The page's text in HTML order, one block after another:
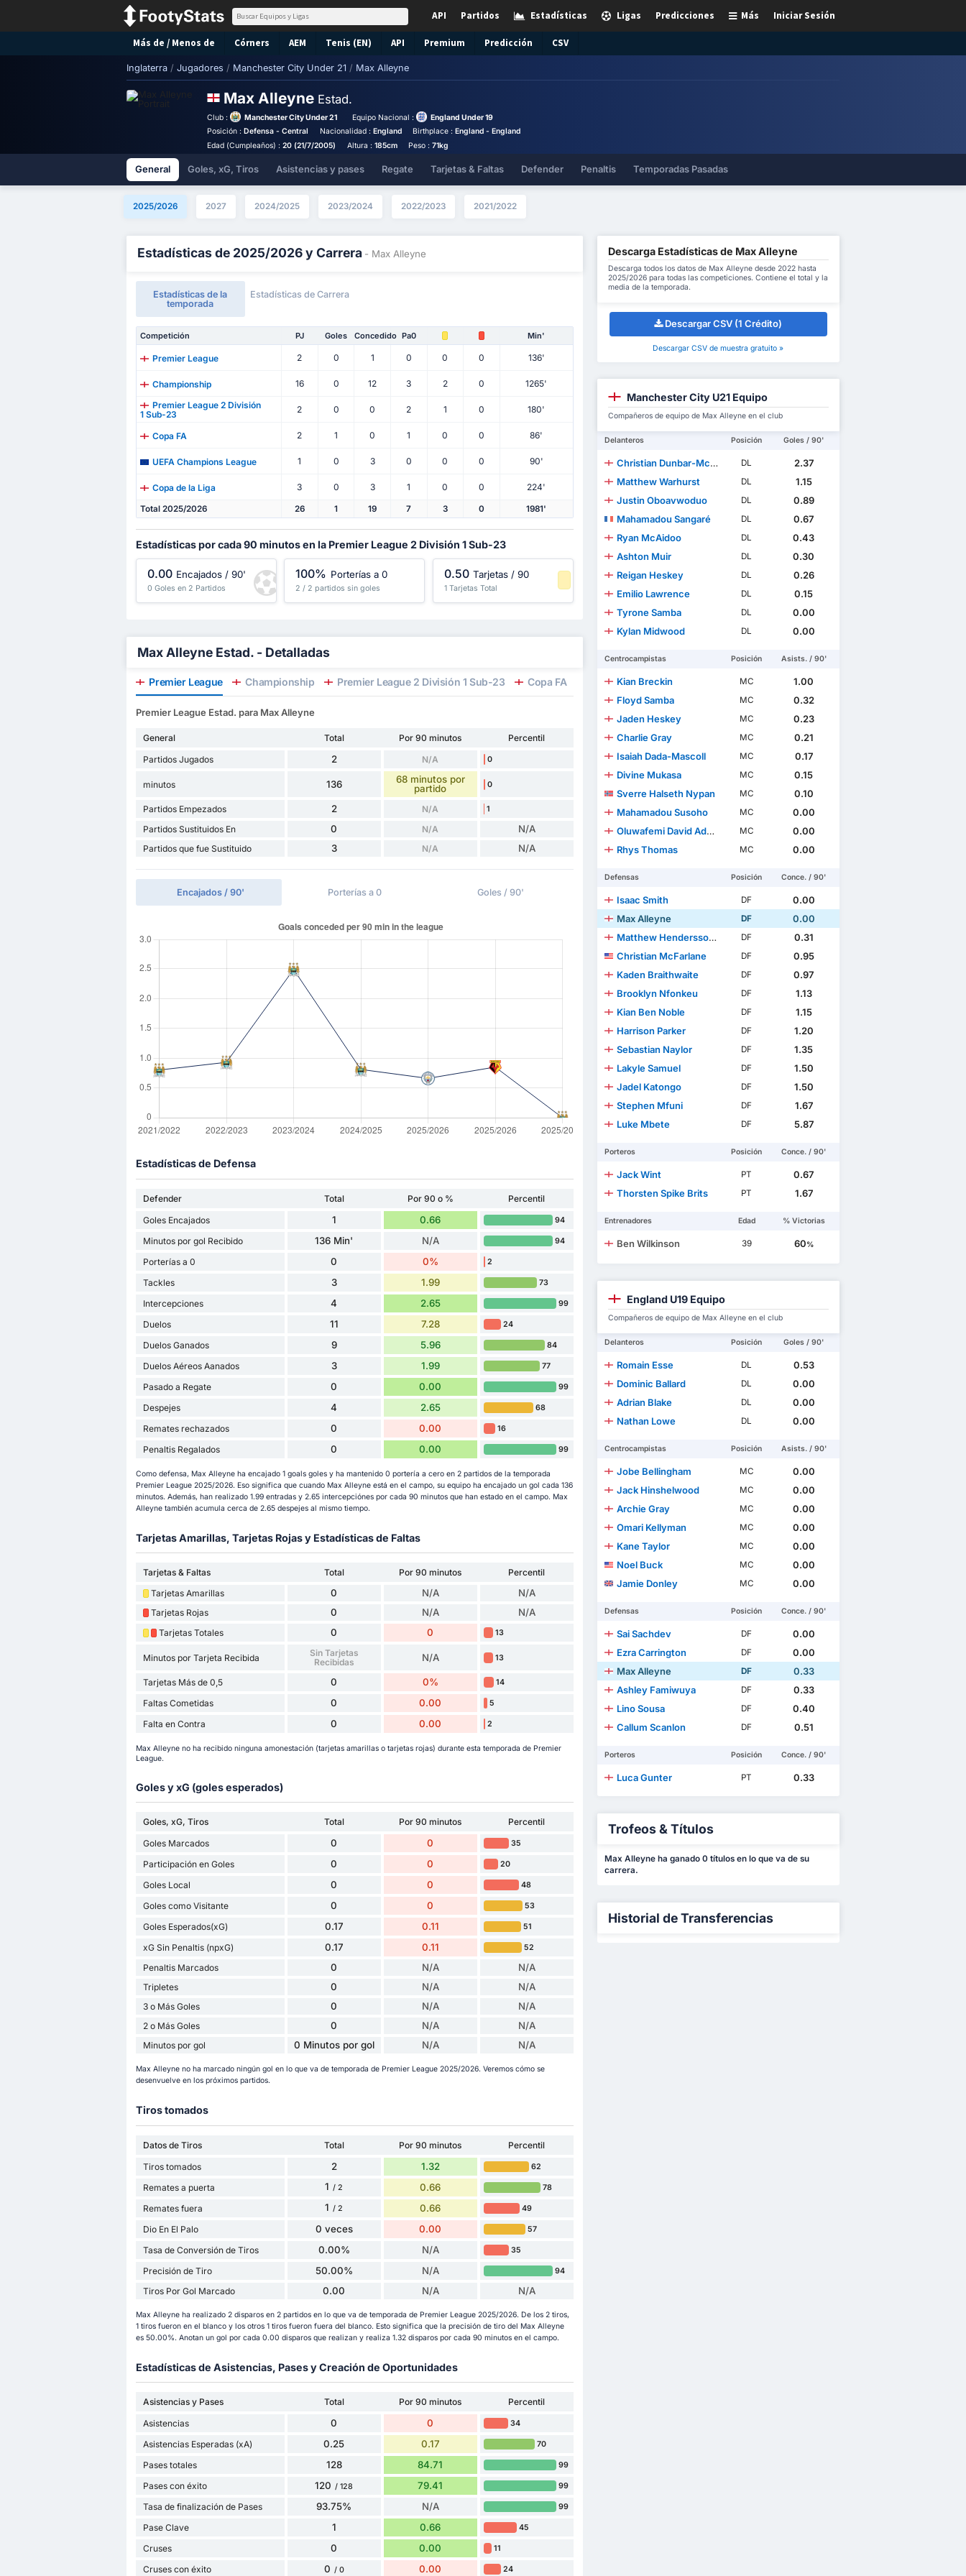
Iniciar Sesión
Más
Predicciones
Ligas
Estadísticas
Partidos
API
Más de / Menos de Córners AEM Tenis (EN) API Premium Predicción CSV
Inglaterra / Jugadores / Manchester City Under 21 / Max Alleyne
Max Alleyne Estad.
Club : Manchester City Under 21 Equipo Nacional :
England Under 19
Posición :Defensa - Central Nacionalidad : England Birthplace :England - England
Edad (Cumpleaños) :20 (21/7/2005) Altura : 185cm Peso :71kg
General Goles, xG, Tiros Asistencias y pases Regate Tarjetas & Faltas Defender Penaltis Temporadas Pasadas
2025/2026 2027 2024/2025 2023/2024 2022/2023 2021/2022
Estadísticas de 2025/2026 y Carrera - Max Alleyne
Estadísticas de la
temporada
Estadísticas de Carrera
Competición PJ Goles Concedido Pa0 Min'
Premier League 2 0 1 0 0 0 136'
Championship 16 0 12 3 2 0
1265'
Premier League 2 División
1 Sub-23
2 0 0 2 1 0 180'
Copa FA 2 1 0 1 0 0 86'
UEFA Champions League 1 0 3 0 0 0 90'
Copa de la Liga 3 0 3 1 0 0 224'
Total 2025/2026 26 1 19 7 3 0 1981'
Estadísticas por cada 90 minutos en la Premier League 2 División 1 Sub-23
0.00 Encajados / 90'
0 Goles en 2 Partidos
100% Porterías a 0
2 / 2 partidos sin goles
0.50 Tarjetas / 90
1 Tarjetas Total
-1 Percentil
Max Alleyne Estad. - Detalladas
Premier League Championship Premier League 2 División 1 Sub-23 Copa FA UEFA Champions League Copa de la Liga
Premier League Estad. para Max Alleyne
General Total Por 90 minutos
Percentil
Partidos Jugados
2 N/A 0
minutos 136
68 minutos por
partido
0
Partidos Empezados 2 N/A 1
Partidos Sustituidos En 0 N/A N/A
Partidos que fue Sustituido 3 N/A N/A
Encajados / 90' Porterías a 0 Goles / 90'
Estadísticas de Defensa
Defender Total Por 90 o %
Percentil
Goles Encajados
1 0.66 94
Minutos por gol Recibido 136 Min' N/A 94
Porterías a 0 0 0% 2
Tackles 3 1.99 73
Intercepciones 4 2.65 99
Duelos 11 7.28 24
Duelos Ganados 9 5.96 84
Duelos Aéreos Aanados 3 1.99 77
Pasado a Regate 0 0.00 99
Despejes 4 2.65 68
Remates rechazados 0 0.00 16
Penaltis Regalados 0 0.00 99
Como defensa, Max Alleyne ha encajado 1 goals goles y ha mantenido 0 portería a cero en 2 partidos de la temporada
Premier League 2025/2026. Eso significa que cuando Max Alleyne está en el campo, su equipo ha encajado un gol cada 136
minutos. Además, han realizado 1.99 entradas y 2.65 intercepciónes por cada 90 minutos que han estado en el campo. Max
Alleyne también acumula cerca de 2.65 despejes al mismo tiempo.
Tarjetas Amarillas, Tarjetas Rojas y Estadísticas de Faltas
Tarjetas & Faltas Total Por 90 minutos
Percentil
Tarjetas Amarillas
0 N/A N/A
Tarjetas Rojas 0 N/A N/A
Tarjetas Totales 0 0 13
Minutos por Tarjeta Recibida
Sin Tarjetas
Recibidas
N/A 13
Tarjetas Más de 0,5 0 0% 14
Faltas Cometidas 0 0.00 5
Falta en Contra 0 0.00 2
Max Alleyne no ha recibido ninguna amonestación (tarjetas amarillas o tarjetas rojas) durante esta temporada de Premier
League.
Goles y xG (goles esperados)
Goles, xG, Tiros Total Por 90 minutos
Percentil
Goles Marcados
0 0 35
Participación en Goles 0 0 20
Goles Local 0 0 48
Goles como Visitante 0 0 53
Goles Esperados(xG) 0.17 0.11 51
xG Sin Penaltis (npxG) 0.17 0.11 52
Penaltis Marcados 0 N/A N/A
Tripletes 0 N/A N/A
3 o Más Goles 0 N/A N/A
2 o Más Goles 0 N/A N/A
Minutos por gol 0 Minutos por gol N/A N/A
Max Alleyne no ha marcado ningún gol en lo que va de temporada de Premier League 2025/2026. Veremos cómo se
desenvuelve en los próximos partidos.
Tiros tomados
Datos de Tiros Total Por 90 minutos
Percentil
Tiros tomados
2 1.32 62
Remates a puerta 1 / 2 0.66 78
Remates fuera 1 / 2 0.66 49
Dio En El Palo 0 veces 0.00 57
Tasa de Conversión de Tiros 0.00% N/A 35
Precisión de Tiro 50.00% N/A 94
Tiros Por Gol Marcado 0.00 N/A N/A
Max Alleyne ha realizado 2 disparos en 2 partidos en lo que va de temporada de Premier League 2025/2026. De los 2 tiros,
1 tiros fueron en el blanco y los otros 1 tiros fueron fuera del blanco. Esto significa que la precisión de tiro del Max Alleyne
es 50.00%. Anotan un gol por cada 0.00 disparos que realizan y realiza 1.32 disparos por cada 90 minutos en el campo.
Estadísticas de Asistencias, Pases y Creación de Oportunidades
Asistencias y Pases Total Por 90 minutos
Percentil
Asistencias
0 0 34
Asistencias Esperadas (xA) 0.25 0.17 70
Pases totales 128 84.71 99
Pases con éxito 120 / 128 79.41 99
Tasa de finalización de Pases 93.75% N/A 99
Pase Clave 1 0.66 45
Cruses 0 0.00 11
Cruses con éxito 0 / 0 0.00 24
Descarga Estadísticas de Max Alleyne
Descarga todos los datos de Max Alleyne desde 2022 hasta
2025/2026 para todas las competiciones. Contiene el total y la
media de la temporada.
Descargar CSV (1 Crédito)
Descargar CSV de muestra gratuito »
Manchester City U21 Equipo
Compañeros de equipo de Max Alleyne en el club
Delanteros Posición Goles / 90'
Christian Dunbar-McDonald DL
2.37
Matthew Warhurst
DL
1.15
Justin Oboavwoduo
DL
0.89
Mahamadou Sangaré
DL
0.67
Ryan McAidoo
DL
0.43
Ashton Muir
DL
0.30
Reigan Heskey
DL
0.26
Emilio Lawrence
DL
0.15
Tyrone Samba
DL
0.00
Kylan Midwood
DL 0.00
Centrocampistas Posición Asists. / 90'
Kian Breckin MC
1.00
Floyd Samba
MC
0.32
Jaden Heskey
MC
0.23
Charlie Gray
MC
0.21
Isaiah Dada-Mascoll
MC
0.17
Divine Mukasa
MC
0.15
Sverre Halseth Nypan
MC
0.10
Mahamadou Susoho
MC
0.00
Oluwafemi David Adetayo Fapetu
MC
0.00
Rhys Thomas
MC 0.00
Defensas Posición Conce. / 90'
Isaac Smith DF
0.00
Max Alleyne
DF
0.00
Matthew Hendersson-Hall
DF
0.31
Christian McFarlane
DF
0.95
Kaden Braithwaite
DF
0.97
Brooklyn Nfonkeu
DF
1.13
Kian Ben Noble
DF
1.15
Harrison Parker
DF
1.20
Sebastian Naylor
DF
1.35
Lakyle Samuel
DF
1.50
Jadel Katongo
DF
1.50
Stephen Mfuni
DF
1.67
Luke Mbete
DF 5.87
Porteros Posición Conce. / 90'
Jack Wint PT
0.67
Thorsten Spike Brits
PT 1.67
Entrenadores Edad % Victorias
Ben Wilkinson 39 60%
England U19 Equipo
Compañeros de equipo de Max Alleyne en el club
Delanteros Posición Goles / 90'
Romain Esse DL
0.53
Dominic Ballard
DL
0.00
Adrian Blake
DL
0.00
Nathan Lowe
DL 0.00
Centrocampistas Posición Asists. / 90'
Jobe Bellingham MC
0.00
Jack Hinshelwood
MC
0.00
Archie Gray
MC
0.00
Omari Kellyman
MC
0.00
Kane Taylor
MC
0.00
Noel Buck
MC
0.00
Jamie Donley
MC 0.00
Defensas Posición Conce. / 90'
Sai Sachdev DF
0.00
Ezra Carrington
DF
0.00
Max Alleyne
DF
0.33
Ashley Famiwuya
DF
0.33
Lino Sousa
DF
0.40
Callum Scanlon
DF 0.51
Porteros Posición Conce. / 90'
Luca Gunter PT 0.33
Trofeos & Títulos
Max Alleyne ha ganado 0 títulos en lo que va de su
carrera.
Historial de Transferencias